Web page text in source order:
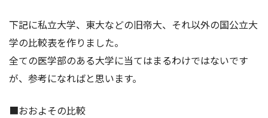
下記に私立大学、東大などの旧帝大、それ以外の国公立大
学の比較表を作りました。
全ての医学部のある大学に当てはまるわけではないです
が、参考になればと思います。
■おおよその比較